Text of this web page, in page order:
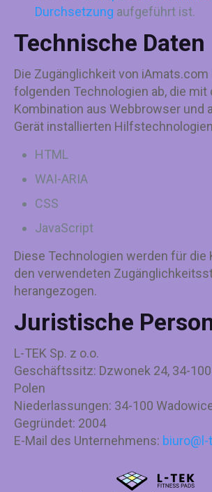
Durchsetzung aufgeführt ist.
Technische Daten
Die Zugänglichkeit von iAmats.com
folgenden Technologien ab, die mit
Kombination aus Webbrowser und
Gerät installierten
HTML
WAI-ARIA
CSS
JavaScript
Diese Technologien werden für
den verwendeten
herangezogen.
Juristische
L-TEK Sp. z o.o.
Geschäftssitz: Dzwonek 24, 34-100
Polen
Niederlassungen: 34-100
Gegründet: 2004
E-Mail des Unternehmens: biuro@l-